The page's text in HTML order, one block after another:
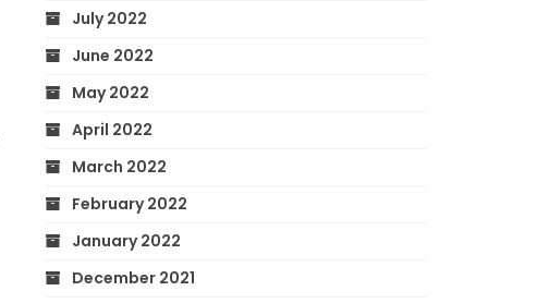
July 2022
June 2022
May 2022
April 2022
March 2022
February 2022
January 2022
December 2021